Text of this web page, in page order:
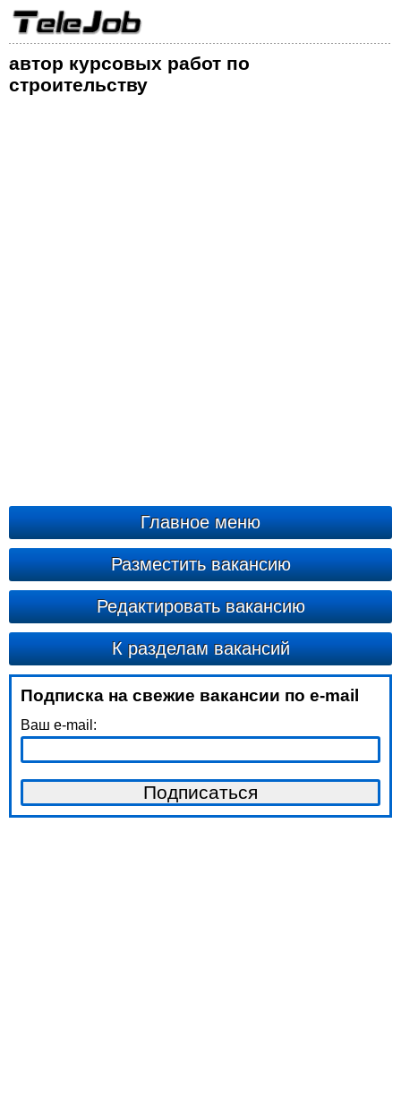
автор курсовых работ по
строительству
Главное меню
Разместить вакансию
Редактировать вакансию
К разделам вакансий
Подписка на свежие вакансии по e-mail
Ваш e-mail: